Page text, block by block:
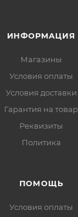
ИНФОРМАЦИЯ
Магазины
Условия оплаты
Условия доставки
Гарантия на товар
Реквизиты
Политика
ПОМОЩЬ
Условия оплаты